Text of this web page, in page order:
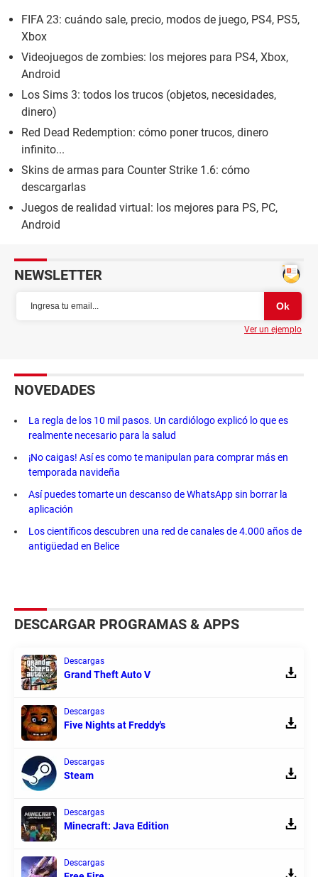
FIFA 23: cuándo sale, precio, modos de juego, PS4, PS5,
Xbox
Videojuegos de zombies: los mejores para PS4, Xbox,
Android
Los Sims 3: todos los trucos (objetos, necesidades,
dinero)
Red Dead Redemption: cómo poner trucos, dinero
infinito...
Skins de armas para Counter Strike 1.6: cómo
descargarlas
Juegos de realidad virtual: los mejores para PS, PC,
Android
NEWSLETTER
Ver un ejemplo
NOVEDADES
La regla de los 10 mil pasos. Un cardiólogo explicó lo que es
realmente necesario para la salud
¡No caigas! Así es como te manipulan para comprar más en
temporada navideña
Así puedes tomarte un descanso de WhatsApp sin borrar la
aplicación
Los científicos descubren una red de canales de 4.000 años de
antigüedad en Belice
DESCARGAR PROGRAMAS & APPS
Descargas
Grand Theft Auto V
Descargas
Five Nights at Freddy's
Descargas
Steam
Descargas
Minecraft: Java Edition
Descargas